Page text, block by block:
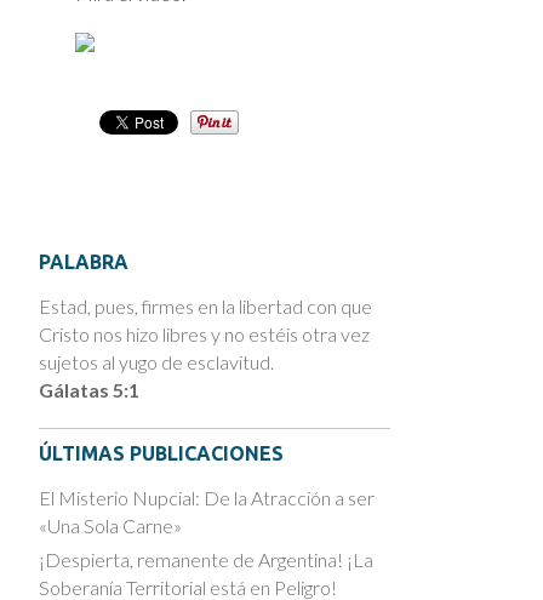
PALABRA
Estad, pues, firmes en la libertad con que
Cristo nos hizo libres y no estéis otra vez
sujetos al yugo de esclavitud.
Gálatas 5:1
ÚLTIMAS PUBLICACIONES
El Misterio Nupcial: De la Atracción a ser
«Una Sola Carne»
¡Despierta, remanente de Argentina! ¡La
Soberanía Territorial está en Peligro!